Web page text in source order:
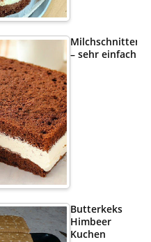
– sehr einfach
Butterkeks
Himbeer
Kuchen